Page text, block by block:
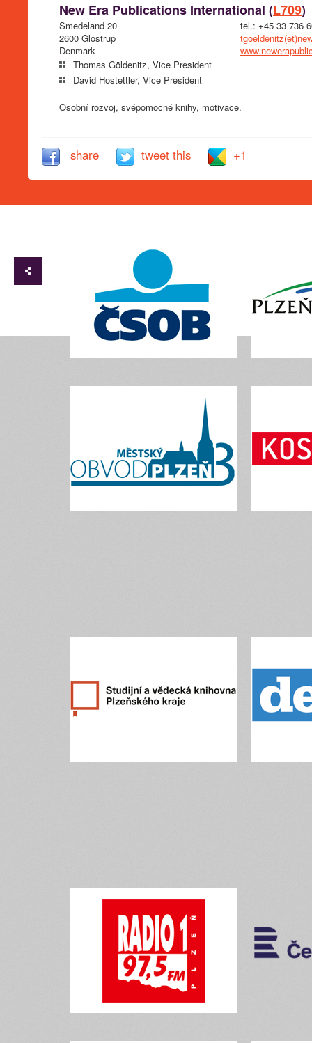
New Era Publications International (L709)
Smedeland 20
2600 Glostrup
Denmark
Thomas Göldenitz, Vice President
David Hostettler, Vice President
tel.: +45 33 736
Osobní rozvoj, svépomocné knihy, motivace.
share tweet this +1